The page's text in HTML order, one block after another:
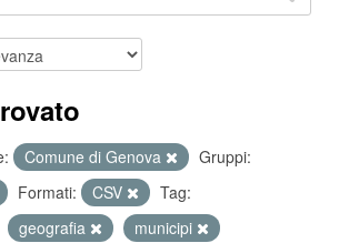
Comune di Genova
Gruppi:
Formati: CSV
Tag:
geografia
municipi